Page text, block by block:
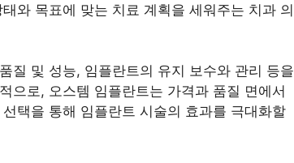
와 목표에 맞는 치료 계획을 세워주는 치과 의
질 및 성능, 임플란트의 유지 보수와 관리 등을
으로, 오스템 임플란트는 가격과 품질 면에서
택을 통해 임플란트 시술의 효과를 극대화할